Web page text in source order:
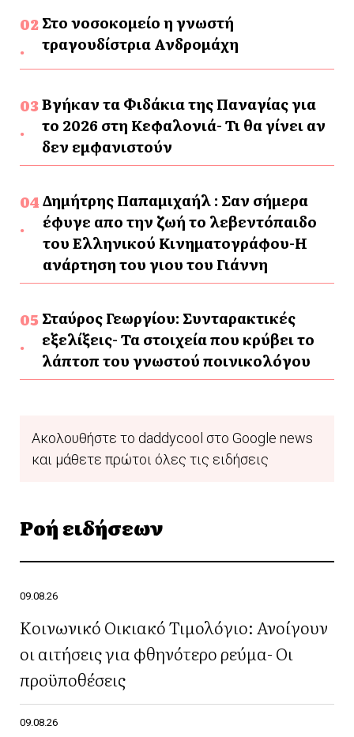
Στο νοσοκομείο η γνωστή
τραγουδίστρια Ανδρομάχη
Βγήκαν τα Φιδάκια της Παναγίας για
το 2026 στη Κεφαλονιά- Τι θα γίνει αν
δεν εμφανιστούν
Δημήτρης Παπαμιχαήλ : Σαν σήμερα
έφυγε απο την ζωή το λεβεντόπαιδο
του Ελληνικού Κινηματογράφου-Η
ανάρτηση του γιου του Γιάννη
Σταύρος Γεωργίου: Συνταρακτικές
εξελίξεις- Τα στοιχεία που κρύβει το
λάπτοπ του γνωστού ποινικολόγου
Ακολουθήστε το daddycool στο Google news
και μάθετε πρώτοι όλες τις ειδήσεις
Ροή ειδήσεων
09.08.26
Κοινωνικό Οικιακό Τιμολόγιο: Ανοίγουν
οι αιτήσεις για φθηνότερο ρεύμα- Οι
προϋποθέσεις
09.08.26